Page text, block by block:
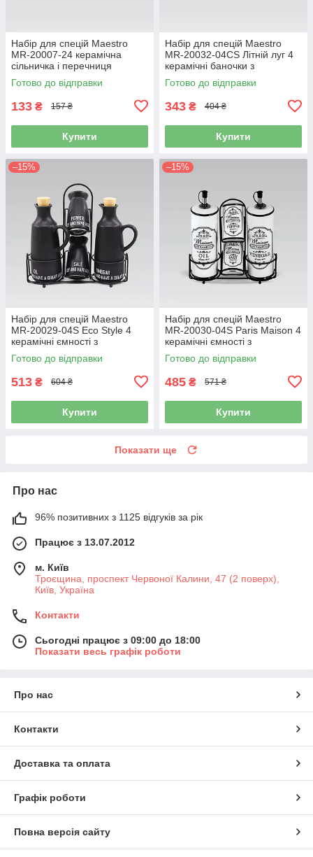
Набір для спецій Maestro
MR-20007-24 керамічна
сільничка і перечниця
Готово до відправки
133 ₴ 157 ₴
Купити
Набір для спецій Maestro
MR-20032-04CS Літній луг 4
керамічні баночки з
підставкою
Готово до відправки
343 ₴ 404 ₴
Купити
–15%
Набір для спецій Maestro
MR-20029-04S Eco Style 4
керамічні ємності з
підставкою
Готово до відправки
513 ₴ 604 ₴
Купити
–15%
Набір для спецій Maestro
MR-20030-04S Paris Maison 4
керамічні ємності з
підставкою
Готово до відправки
485 ₴ 571 ₴
Купити
Показати ще
Про нас
96% позитивних з 1125 відгуків за рік
Працює з 13.07.2012
м. Київ
Троєщина, проспект Червоної Калини, 47 (2 поверх),
Київ, Україна
Контакти
Сьогодні працює з 09:00 до 18:00
Показати весь графік роботи
Про нас
Контакти
Доставка та оплата
Графік роботи
Повна версія сайту